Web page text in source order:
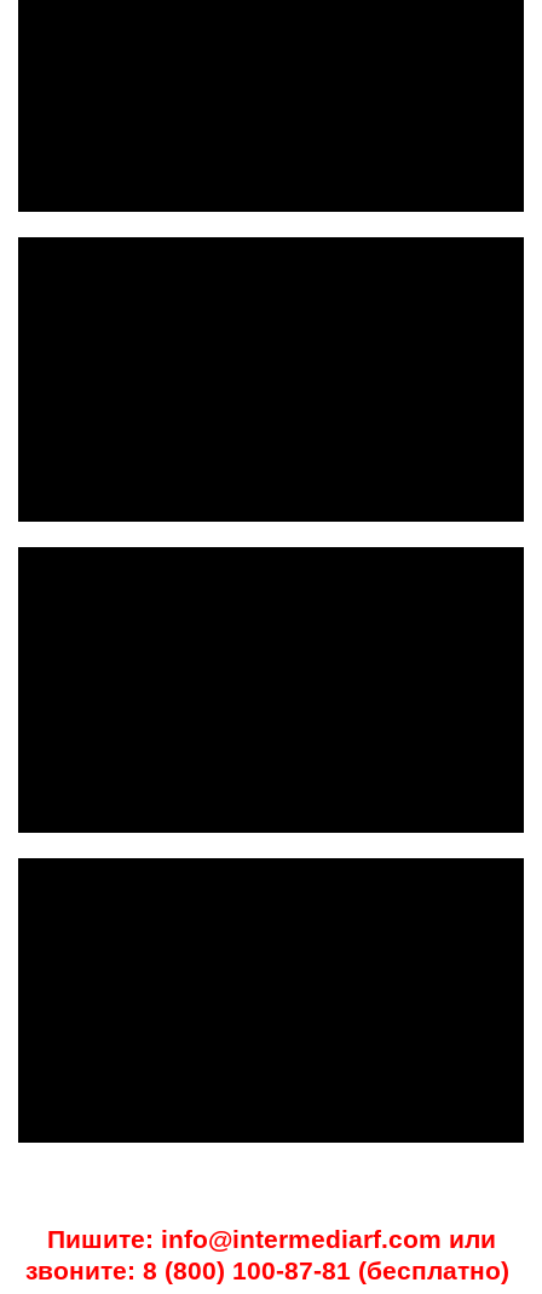
Пишите: info@intermediarf.com или
звоните: 8 (800) 100-87-81 (бесплатно)